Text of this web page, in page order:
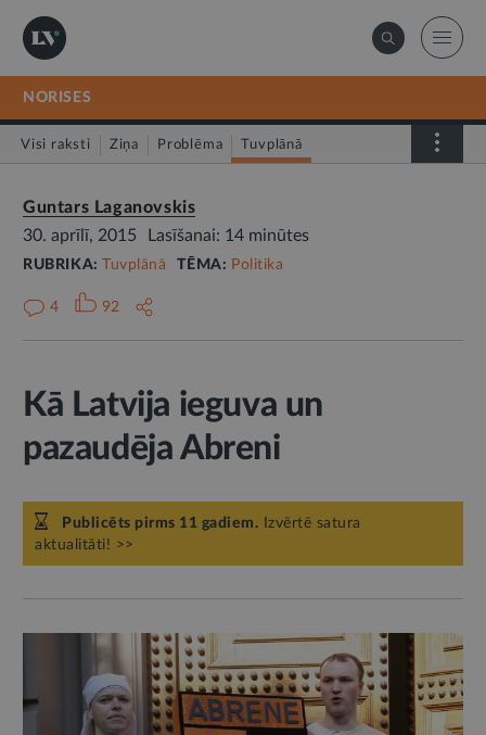
NORISES
Visi raksti Ziņa Problēma Tuvplānā
Guntars Laganovskis
30. aprīlī, 2015
Lasīšanai: 14 minūtes
RUBRIKA: Tuvplānā TĒMA: Politika
4 92
Kā Latvija ieguva un
pazaudēja Abreni
Publicēts pirms 11 gadiem. Izvērtē satura
aktualitāti! >>